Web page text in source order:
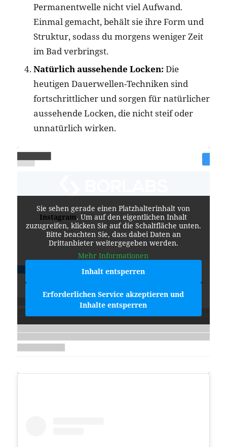
Permanentwelle nicht viel Aufwand.
Einmal gemacht, behält sie ihre Form und
Struktur, sodass du morgens weniger Zeit
im Bad verbringst.
Natürlich aussehende Locken: Die
heutigen Dauerwellen-Techniken sind
fortschrittlicher und sorgen für natürlicher
aussehende Locken, die nicht steif oder
unnatürlich wirken.
Sie sehen gerade einen Platzhalterinhalt von
Instagram. Um auf den eigentlichen Inhalt
zuzugreifen, klicken Sie auf die Schaltfläche unten.
Bitte beachten Sie, dass dabei Daten an
Drittanbieter weitergegeben werden.
Mehr Informationen
Inhalt entsperren
Erforderlichen Service akzeptieren und
Inhalte entsperren